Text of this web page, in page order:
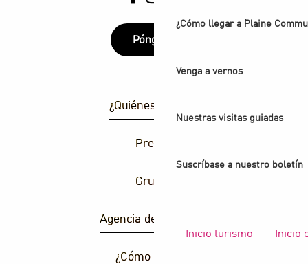
¿Cómo llegar a Plaine
Venga a vernos
Nuestras visitas guiadas
Suscríbase a nuestro boletín
Inicio turismo Inicio
Póngase
¿Quiénes somos?
Prensa
Grupos
Agencia de atracción
¿Cómo llegar ?